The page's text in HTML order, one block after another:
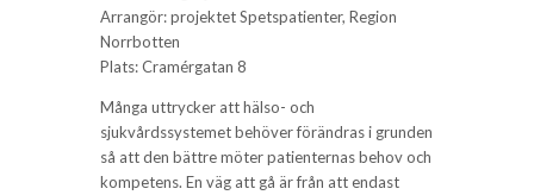
Arrangör: projektet Spetspatienter, Region
Norrbotten
Plats: Cramérgatan 8
Många uttrycker att hälso- och
sjukvårdssystemet behöver förändras i grunden
så att den bättre möter patienternas behov och
kompetens. En väg att gå är från att endast